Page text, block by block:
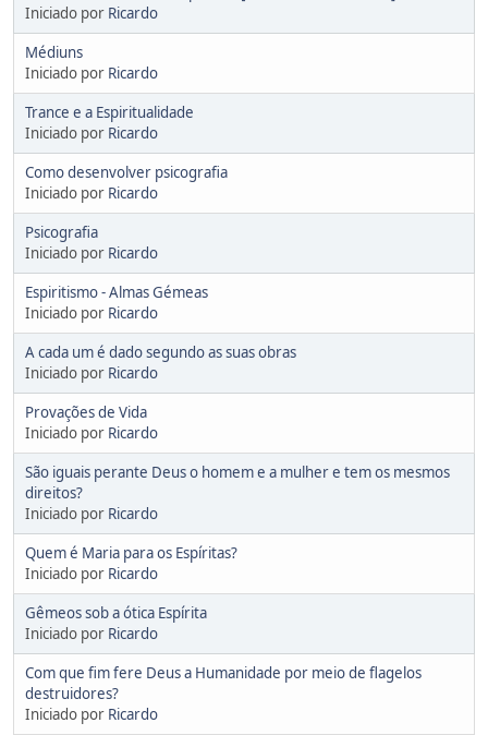
Iniciado por Ricardo
Médiuns
Iniciado por Ricardo
Trance e a Espiritualidade
Iniciado por Ricardo
Como desenvolver psicografia
Iniciado por Ricardo
Psicografia
Iniciado por Ricardo
Espiritismo - Almas Gémeas
Iniciado por Ricardo
A cada um é dado segundo as suas obras
Iniciado por Ricardo
Provações de Vida
Iniciado por Ricardo
São iguais perante Deus o homem e a mulher e tem os mesmos
direitos?
Iniciado por Ricardo
Quem é Maria para os Espíritas?
Iniciado por Ricardo
Gêmeos sob a ótica Espírita
Iniciado por Ricardo
Com que fim fere Deus a Humanidade por meio de flagelos
destruidores?
Iniciado por Ricardo